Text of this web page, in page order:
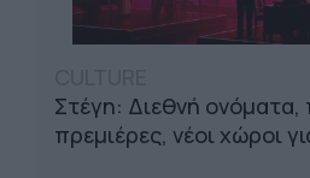
Στέγη: Διεθνή ονόματα,
πρεμιέρες, νέοι χώροι